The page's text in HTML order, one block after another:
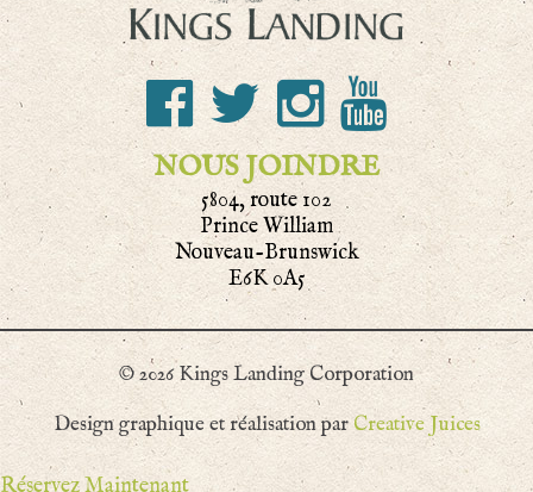
NOUS JOINDRE
5804, route 102
Prince William
Nouveau-Brunswick
E6K 0A5
© 2026 Kings Landing Corporation
Design graphique et réalisation par Creative Juices
Réservez Maintenant